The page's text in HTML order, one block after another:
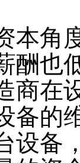
角度
酬也
商在
备的
设备